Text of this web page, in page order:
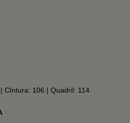
CIntura: 106 | Quadril: 114